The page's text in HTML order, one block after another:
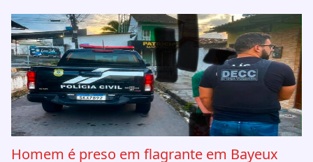
Homem é preso em flagrante em Bayeux